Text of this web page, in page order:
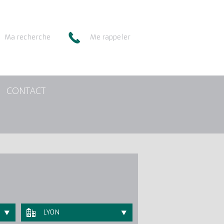
Me rappeler
Ma recherche
CONTACT
LYON